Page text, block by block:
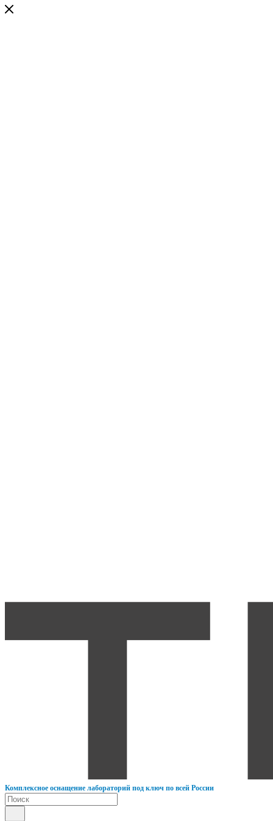
Комплексное оснащение лабораторий под ключ по всей России